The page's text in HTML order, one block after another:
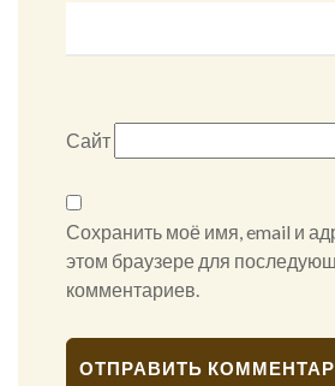
Сайт
Сохранить моё имя, email и
этом браузере для
комментариев.